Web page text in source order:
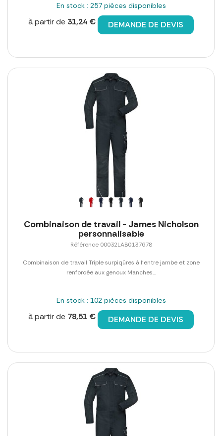
En stock : 257 pièces disponibles
à partir de 31,24 € DEMANDE DE DEVIS
Combinaison de travail - James Nicholson
personnalisable
Référence 00032LAB0137678
Combinaison de travail Triple surpiqûres à l'entre jambe et zone
renforcée aux genoux Manches...
En stock : 102 pièces disponibles
à partir de 78,51 € DEMANDE DE DEVIS